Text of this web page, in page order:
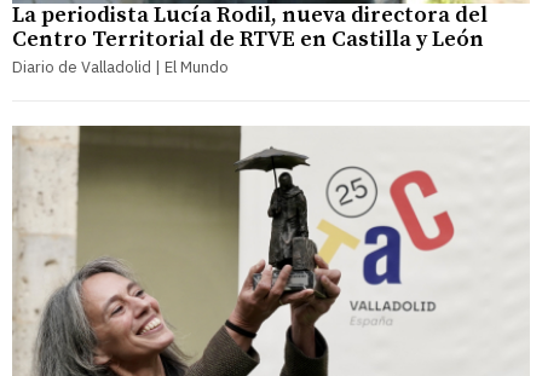
La periodista Lucía Rodil, nueva directora del
Centro Territorial de RTVE en Castilla y León
Diario de Valladolid | El Mundo